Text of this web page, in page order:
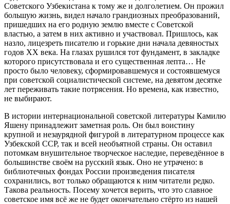
Советского Узбекистана к тому же и долголетием. Он прожил
большую жизнь, видел начало грандиозных преобразований,
пришедших на его родную землю вместе с Советской
властью, а затем в них активно и участвовал. Пришлось, как
назло, лицезреть писателю и горькие дни начала девяностых
годов XX века. На глазах рушился тот фундамент, в закладке
которого присутствовала и его существенная лепта… Не
просто было человеку, сформировавшемуся и состоявшемуся
при советской социалистической системе, на девятом десятке
лет переживать такие потрясения. Но времена, как известно,
не выбирают.
В истории интернациональной советской литературы Камилю
Яшену принадлежит заметная роль. Он был воистину
крупной и незаурядной фигурой в литературном процессе как
Узбекской ССР, так и всей необъятной страны. Он оставил
потомкам внушительное творческое наследие, переведённое в
большинстве своём на русский язык. Оно не утрачено: в
библиотечных фондах России произведения писателя
сохранились, вот только обращаются к ним читатели редко.
Такова реальность. Посему хочется верить, что это славное
советское имя всё же не будет окончательно стёрто из нашей